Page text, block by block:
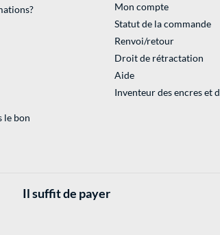
le bon
Mon compte
Statut de la commande
Renvoi/retour
Droit de rétractation
Aide
Inventeur des encres et
Il suffit de payer